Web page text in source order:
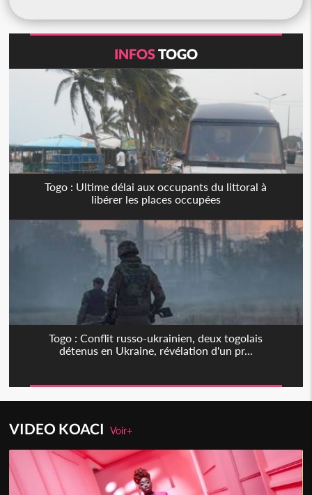
INFOSTOGO
Togo : Ultime délai aux occupants du littoral à
libérer les places occupées
Togo : Conflit russo-ukrainien, deux togolais
détenus en Ukraine, révélation d'un pr...
VIDEO KOACIVoir+